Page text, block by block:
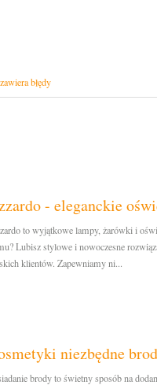
błędy
- eleganckie
to wyjątkowe lampy, żarówki i
Lubisz stylowe i nowoczesne
klientów. Zapewniamy ni...
niezbędne
brody to świetny sposób na